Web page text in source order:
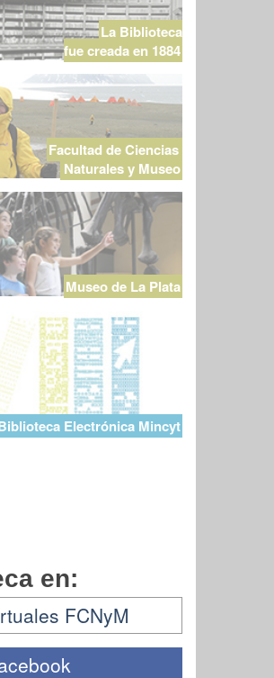
La Biblioteca
fue creada en 1884
Facultad de Ciencias
Naturales y Museo
Museo de La Plata
Electrónica Mincyt
en:
FCNyM